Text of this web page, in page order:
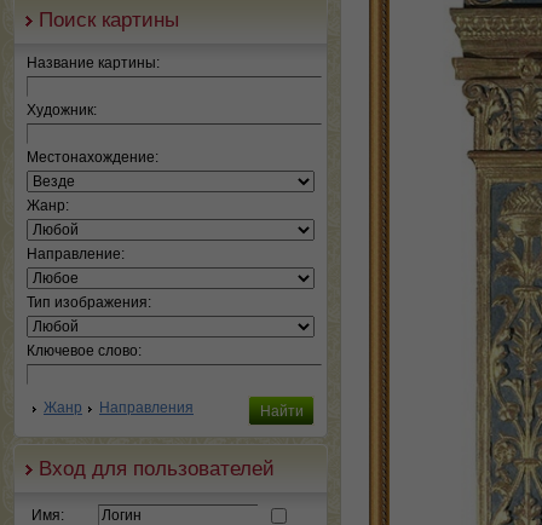
Поиск картины
Название картины:
Художник:
Местонахождение:
Жанр:
Направление:
Тип изображения:
Ключевое слово:
Жанр Направления
Вход для пользователей
Имя: